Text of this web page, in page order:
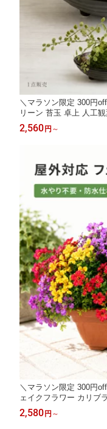
＼マラソン限定 300円
リーン 苔玉 卓上 人工
なし シダ ディスキディ
ンテリア
2,560 円 ～
＼マラソン限定 300円
ェイクフラワー カリブ
様 UV対策 紫外線によ
花壇 庭 玄関 ベランダ
2,580 円 ～